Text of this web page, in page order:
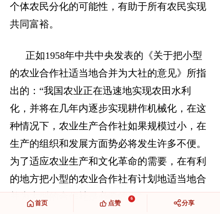
个体农民分化的可能性，有助于所有农民实现
共同富裕。
正如1958年中共中央发表的《关于把小型
的农业合作社适当地合并为大社的意见》所指
出的：“我国农业正在迅速地实现农田水利
化，并将在几年内逐步实现耕作机械化，在这
种情况下，农业生产合作社如果规模过小，在
生产的组织和发展方面势必将发生许多不便。
为了适应农业生产和文化革命的需要，在有利
的地方把小型的农业合作社有计划地适当地合
并为大型的合作社是必要的。”
首页
6
点赞 分享